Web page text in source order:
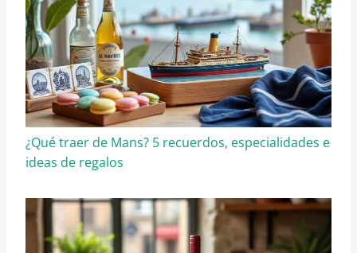
¿Qué traer de Mans? 5 recuerdos, especialidades e
ideas de regalos